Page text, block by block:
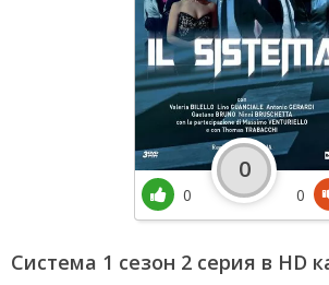
Система 1 сезон 2 серия в HD
0
0
0